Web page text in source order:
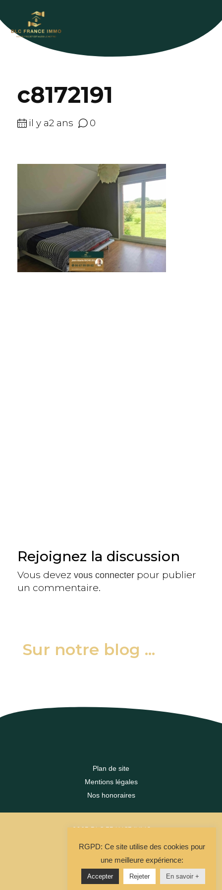
c8172191
il y a2 ans 0
Rejoignez la discussion
Vous devez vous connecter pour publier
un commentaire.
Sur notre blog ...
Plan de site
Mentions légales
Nos honoraires
2023 DLC FRANCE IMMO
La Solution Immo
RGPD: Ce site utilise des cookies pour
une meilleure expérience:
Accepter Rejeter En savoir +